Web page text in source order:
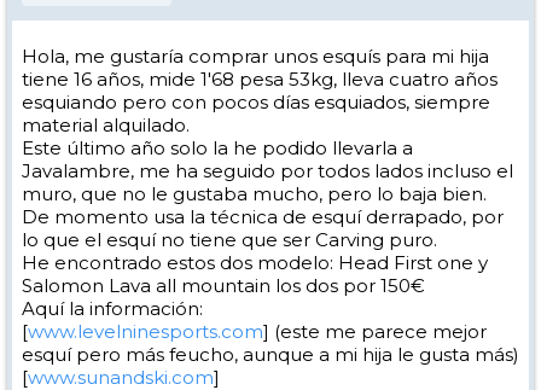
Hola, me gustaría comprar unos esquís para mi hija
tiene 16 años, mide 1'68 pesa 53kg, lleva cuatro años
esquiando pero con pocos días esquiados, siempre
material alquilado.
Este último año solo la he podido llevarla a
Javalambre, me ha seguido por todos lados incluso el
muro, que no le gustaba mucho, pero lo baja bien.
De momento usa la técnica de esquí derrapado, por
lo que el esquí no tiene que ser Carving puro.
He encontrado estos dos modelo: Head First one y
Salomon Lava all mountain los dos por 150€
Aquí la información:
[www.levelninesports.com] (este me parece mejor
esquí pero más feucho, aunque a mi hija le gusta más)
[www.sunandski.com]